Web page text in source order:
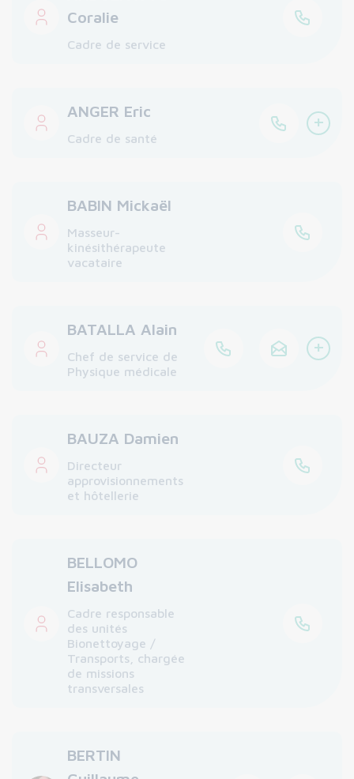
Coralie
Cadre de service
ANGER Eric
Cadre de santé
+
BABIN Mickaël
Masseur-
kinésithérapeute
vacataire
BATALLA Alain
Chef de service de
Physique médicale
+
BAUZA Damien
Directeur
approvisionnements
et hôtellerie
BELLOMO
Elisabeth
Cadre responsable
des unités
Bionettoyage /
Transports, chargée
de missions
transversales
BERTIN